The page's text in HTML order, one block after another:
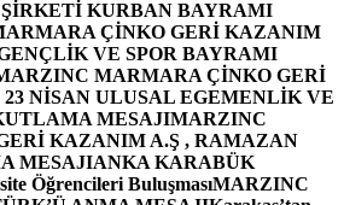
KURBAN BAYRAMI
ÇİNKO GERİ KAZANIM
VE SPOR BAYRAMI
MARMARA ÇİNKO GERİ
NİSAN ULUSAL EGEMENLİK VE
MESAJIMARZINC
KAZANIM A.Ş , RAMAZAN
MESAJIANKA KARABÜK
Öğrencileri BuluşmasıMARZINC